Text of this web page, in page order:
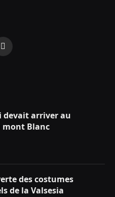
LinkedIn
devait arriver au
mont Blanc
des costumes
de la Valsesia